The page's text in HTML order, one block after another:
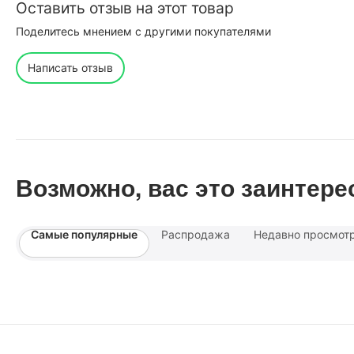
Оставить отзыв на этот товар
Поделитесь мнением с другими покупателями
Написать отзыв
Возможно, вас это
Самые популярные Распродажа Недавно